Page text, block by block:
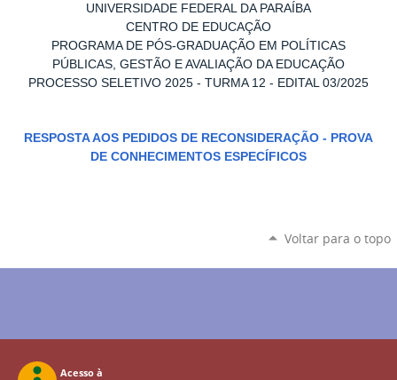
UNIVERSIDADE FEDERAL DA PARAÍBA
CENTRO DE EDUCAÇÃO
PROGRAMA DE PÓS-GRADUAÇÃO EM POLÍTICAS
PÚBLICAS, GESTÃO E AVALIAÇÃO DA EDUCAÇÃO
PROCESSO SELETIVO 2025 - TURMA 12 - EDITAL 03/2025
RESPOSTA AOS PEDIDOS DE RECONSIDERAÇÃO - PROVA
DE CONHECIMENTOS ESPECÍFICOS
Voltar para o topo